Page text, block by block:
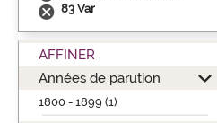
83 Var
AFFINER
Années de parution
1800 - 1899 (1)